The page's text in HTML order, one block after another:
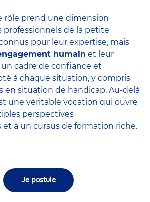
rôle prend une dimension
professionnels de la petite
pour leur expertise, mais
humain et leur
cadre de confiance et
à chaque situation, y compris
en situation de handicap. Au-delà
une véritable vocation qui ouvre
perspectives
et à un cursus de formation riche.
Je postule